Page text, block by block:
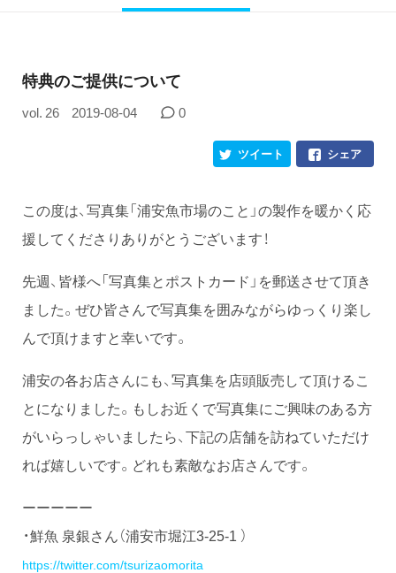
特典のご提供について
vol. 26 2019-08-04 0
シェア
ツイート
この度は、写真集「浦安魚市場のこと」の製作を暖かく応
援してくださりありがとうございます！
先週、皆様へ「写真集とポストカード」を郵送させて頂き
ました。ぜひ皆さんで写真集を囲みながらゆっくり楽し
んで頂けますと幸いです。
浦安の各お店さんにも、写真集を店頭販売して頂けるこ
とになりました。もしお近くで写真集にご興味のある方
がいらっしゃいましたら、下記の店舗を訪ねていただけ
れば嬉しいです。どれも素敵なお店さんです。
ーーーーー
・鮮魚 泉銀さん（浦安市堀江3-25-1 ）
https://twitter.com/tsurizaomorita